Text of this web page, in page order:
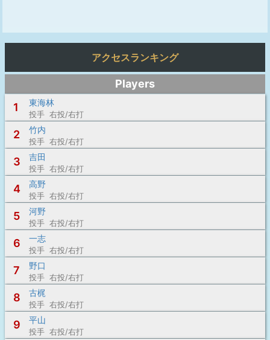
アクセスランキング
Players
1
東海林
投手 右投/右打
2 竹内
投手 右投/右打
3 吉田
投手 右投/右打
4 高野
投手 右投/右打
5 河野
投手 右投/右打
6 一志
投手 右投/右打
7 野口
投手 右投/右打
8 古梶
投手 右投/右打
9 平山
投手 右投/右打